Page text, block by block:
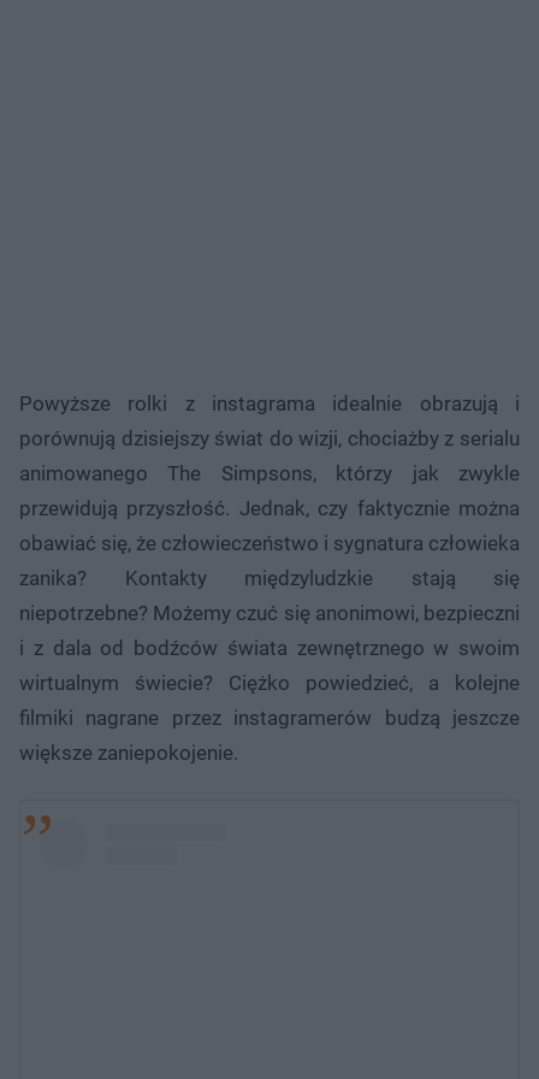
Powyższe rolki z instagrama idealnie obrazują i
porównują dzisiejszy świat do wizji, chociażby z serialu
animowanego The Simpsons, którzy jak zwykle
przewidują przyszłość. Jednak, czy faktycznie można
obawiać się, że człowieczeństwo i sygnatura człowieka
zanika? Kontakty międzyludzkie stają się
niepotrzebne? Możemy czuć się anonimowi, bezpieczni
i z dala od bodźców świata zewnętrznego w swoim
wirtualnym świecie? Ciężko powiedzieć, a kolejne
filmiki nagrane przez instagramerów budzą jeszcze
większe zaniepokojenie.